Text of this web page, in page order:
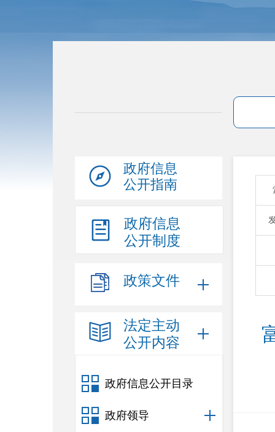
政府信息
公开指南
政府信息
公开制度
政策文件
法定主动
公开内容
政府信息公开目录
政府领导